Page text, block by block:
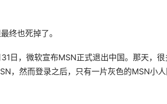
终也死掉了。
日，微软宣布MSN正式退出中国。那天，很
，然而登录之后，只有一片灰色的MSN小人